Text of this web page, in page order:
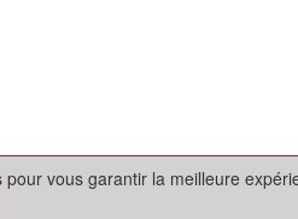
pour vous garantir la meilleure